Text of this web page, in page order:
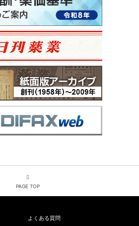
PAGE TOP
よくある質問